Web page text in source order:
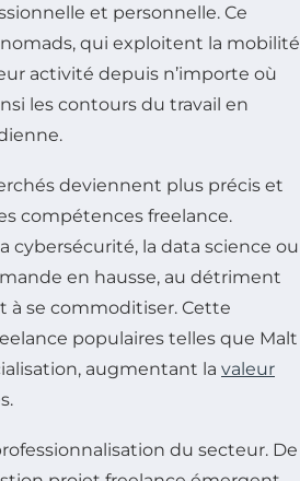
et personnelle. Ce
qui exploitent la mobilité
activité depuis n’importe où
les contours du travail en
deviennent plus précis et
compétences freelance.
cybersécurité, la data science ou
en hausse, au détriment
à se commoditiser. Cette
populaires telles que Malt
augmentant la valeur
du secteur. De